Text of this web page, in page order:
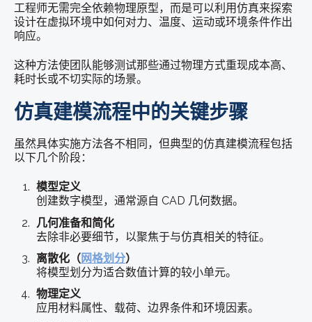
工程师无需完全依赖物理原型，而是可以利用仿真来探索
设计在虚拟环境中如何对力、温度、运动或环境条件作出
响应。
这种方法使团队能够测试那些通过物理方式重现成本高、
耗时长或不切实际的场景。
仿真建模流程中的关键步骤
虽然具体实施方法各不相同，但典型的仿真建模流程包括
以下几个阶段：
模型定义
创建数字模型，通常源自 CAD 几何数据。
几何准备和简化
去除非必要细节，以聚焦于与仿真相关的特征。
离散化（网格划分）
将模型划分为适合数值计算的较小单元。
物理定义
应用材料属性、载荷、边界条件和环境因素。